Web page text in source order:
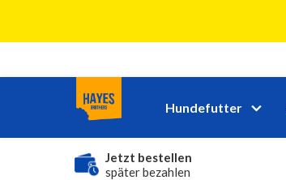
Hundefutter
Jetzt bestellen
später bezahlen